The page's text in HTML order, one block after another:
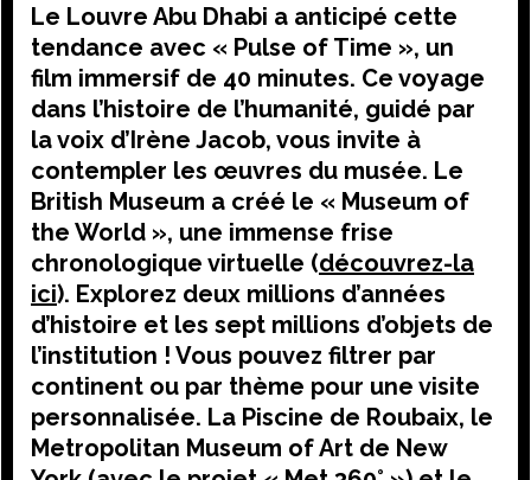
Le Louvre Abu Dhabi a anticipé cette
tendance avec « Pulse of Time », un
film immersif de 40 minutes. Ce voyage
dans l’histoire de l’humanité, guidé par
la voix d’Irène Jacob, vous invite à
contempler les œuvres du musée. Le
British Museum a créé le « Museum of
the World », une immense frise
chronologique virtuelle (découvrez-la
ici). Explorez deux millions d’années
d’histoire et les sept millions d’objets de
l’institution ! Vous pouvez filtrer par
continent ou par thème pour une visite
personnalisée. La Piscine de Roubaix, le
Metropolitan Museum of Art de New